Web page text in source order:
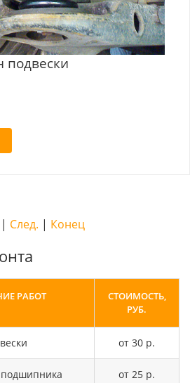
| След. | Конец
РАБОТ
СТОИМОСТЬ,
РУБ.
от 30 р.
от 25 р.